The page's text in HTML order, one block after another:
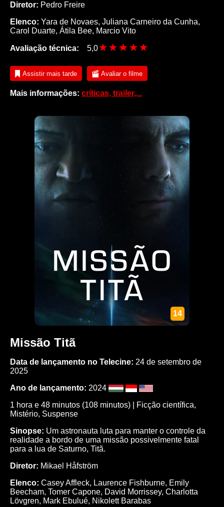
Diretor: Pedro Freire
Elenco: Yara de Novaes, Juliana Carneiro da Cunha,
Carol Duarte, Átila Bee, Marcio Vito
Avaliação técnica: 5,0
Assistir mais tarde Avaliar o filme
Mais informações: críticas, trailer,...
14
Missão Titã
Data de lançamento no Telecine: 24 de setembro de
2025
Ano de lançamento: 2024
1 hora e 48 minutos (108 minutos) |
Ficção científica,
Mistério, Suspense
Sinopse: Um astronauta luta para manter o controle da
realidade a bordo de uma missão possivelmente fatal
para a lua de Saturno, Titã.
Diretor: Mikael Håfström
Elenco: Casey Affleck, Laurence Fishburne, Emily
Beecham, Tomer Capone, David Morrissey, Charlotta
Lövgren, Mark Ebulué, Nikolett Barabas